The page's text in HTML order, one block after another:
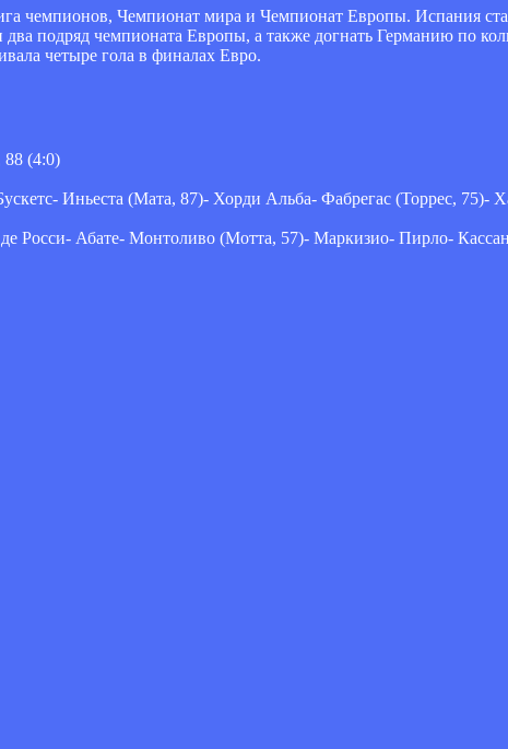
чемпионов, Чемпионат мира и Чемпионат Европы. Испания
подряд чемпионата Европы, а также догнать Германию по
четыре гола в финалах Евро.
88 (4:0)
Иньеста (Мата, 87)- Хорди Альба- Фабрегас (Торрес, 75)-
Росси- Абате- Монтоливо (Мотта, 57)- Маркизио- Пирло-